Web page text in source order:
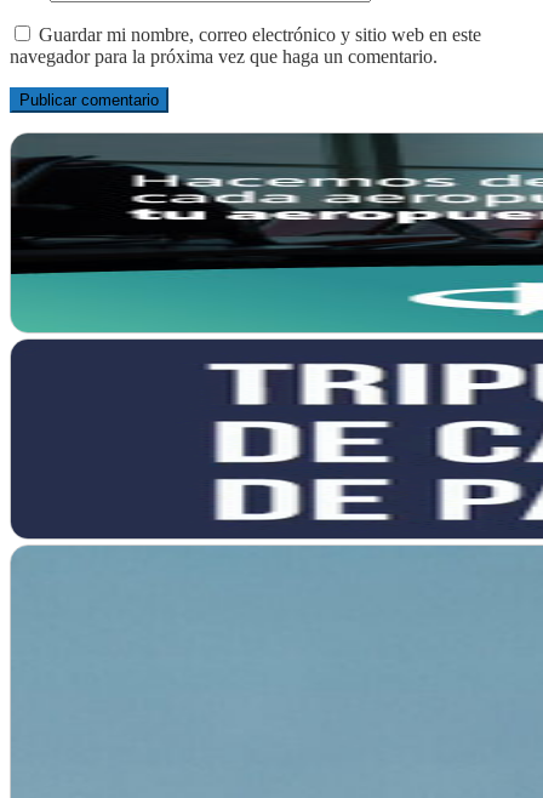
Guardar mi nombre, correo electrónico y sitio web en este
navegador para la próxima vez que haga un comentario.